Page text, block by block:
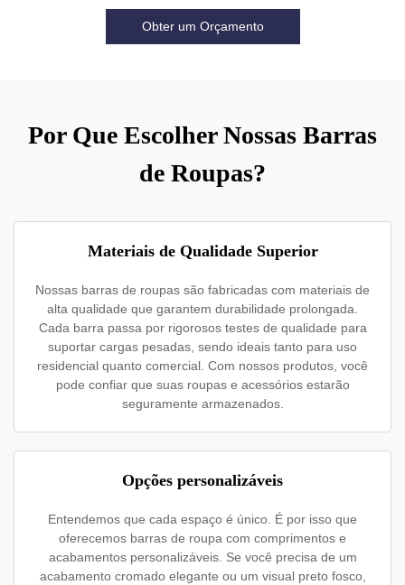
Obter um Orçamento
Por Que Escolher Nossas Barras
de Roupas?
Materiais de Qualidade Superior
Nossas barras de roupas são fabricadas com materiais de
alta qualidade que garantem durabilidade prolongada.
Cada barra passa por rigorosos testes de qualidade para
suportar cargas pesadas, sendo ideais tanto para uso
residencial quanto comercial. Com nossos produtos, você
pode confiar que suas roupas e acessórios estarão
seguramente armazenados.
Opções personalizáveis
Entendemos que cada espaço é único. É por isso que
oferecemos barras de roupa com comprimentos e
acabamentos personalizáveis. Se você precisa de um
acabamento cromado elegante ou um visual preto fosco,